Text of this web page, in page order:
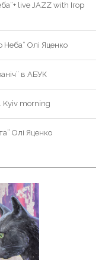
live JAZZ with Ігор
Неба” Олі Яценко
в АБУК
Kyiv morning
Олі Яценко